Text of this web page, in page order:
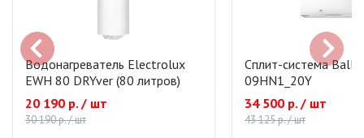
Водонагреватель Electrolux
EWH 80 DRYver (80 литров)
20 190 р. / шт
30 190 р. / шт
Сплит-система Ballu
09HN1_20Y
34 500 р. / шт
43 125 р. / шт